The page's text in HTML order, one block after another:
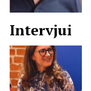
Intervjui